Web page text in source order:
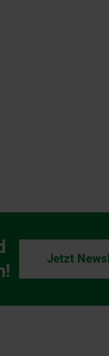
Jetzt